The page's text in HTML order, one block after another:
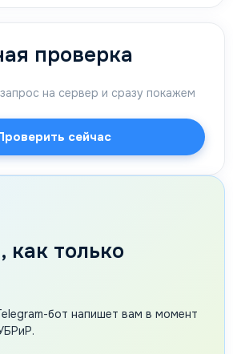
проверка
на сервер и сразу покажем
сейчас
только
бот напишет вам в момент